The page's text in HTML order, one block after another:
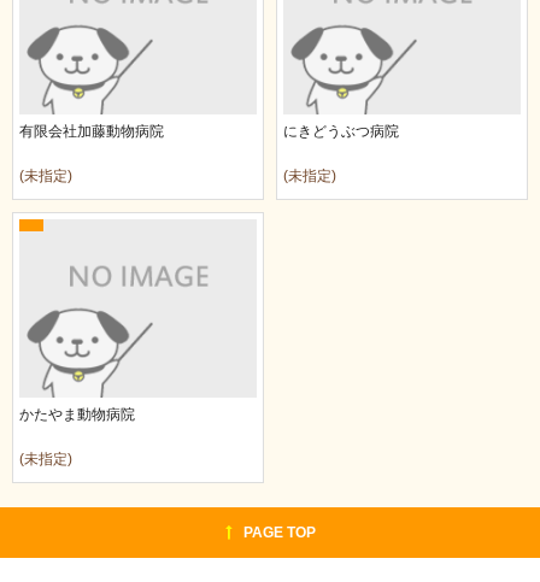
有限会社加藤動物病院
(未指定)
にきどうぶつ病院
(未指定)
かたやま動物病院
(未指定)
PAGE TOP